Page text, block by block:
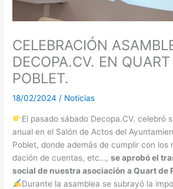
CELEBRACIÓN
DECOPA.CV. EN QUART
POBLET.
18/02/2024 / Noticias
El pasado sábado Decopa.CV. celebró
anual en el Salón de Actos del
Poblet, donde además de cumplir con los
dación de cuentas, etc…,se aprobó el
social de nuestra asociación a Quart de
Durante la asamblea se subrayó la